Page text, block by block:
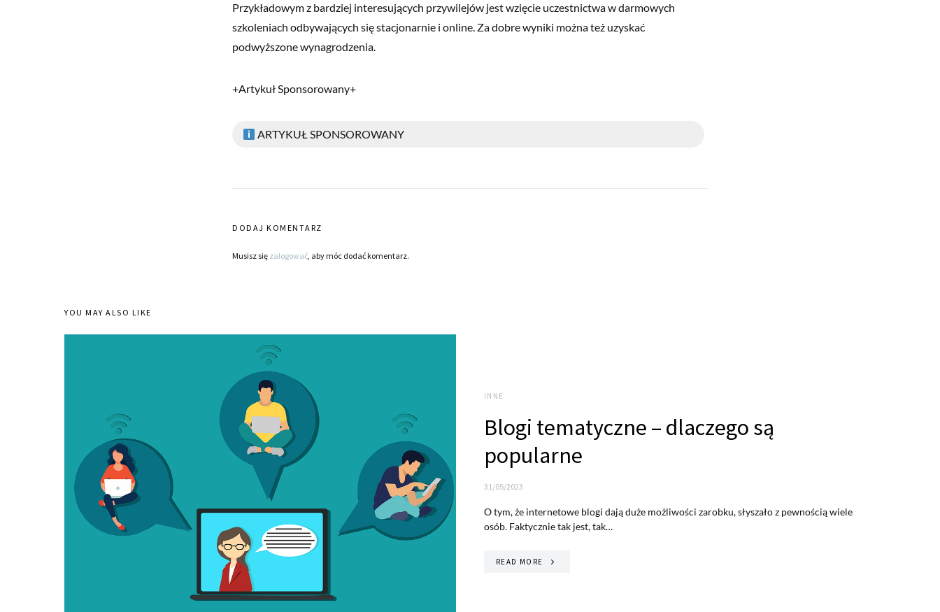
Przykładowym z bardziej interesujących przywilejów jest wzięcie uczestnictwa w darmowych
szkoleniach odbywających się stacjonarnie i online. Za dobre wyniki można też uzyskać
podwyższone wynagrodzenia.
+Artykuł Sponsorowany+
ARTYKUŁ SPONSOROWANY
DODAJ KOMENTARZ
Musisz się zalogować, aby móc dodać komentarz.
YOU MAY ALSO LIKE
INNE
Blogi tematyczne – dlaczego są
popularne
31/05/2023
O tym, że internetowe blogi dają duże możliwości zarobku, słyszało z pewnością wiele
osób. Faktycznie tak jest, tak…
READ MORE